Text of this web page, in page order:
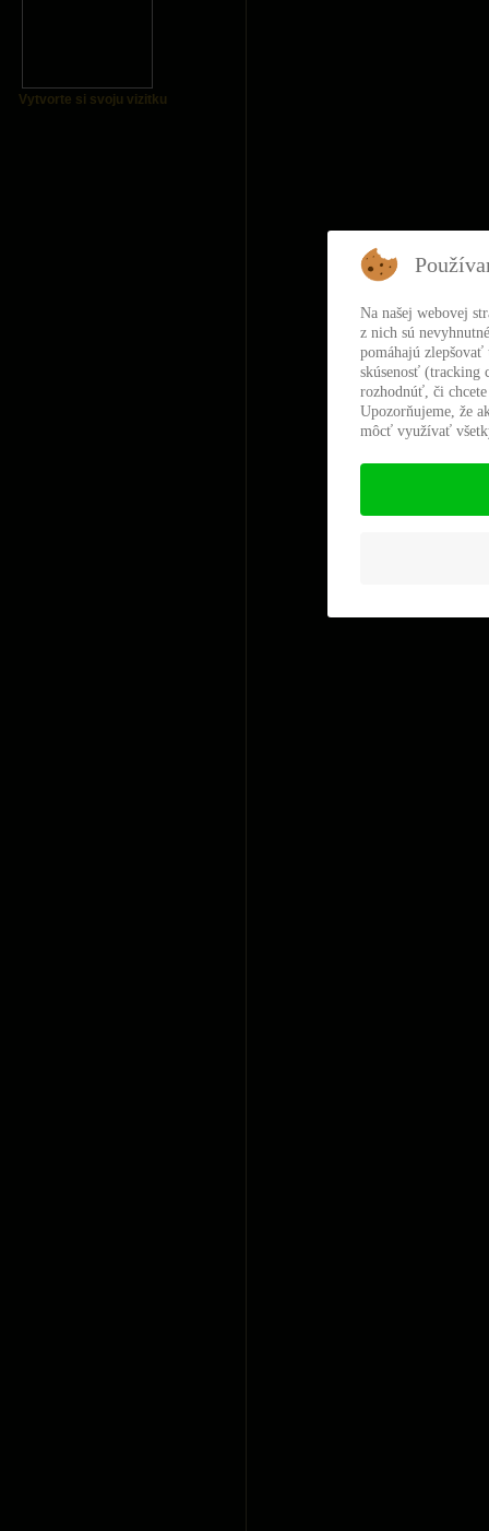
Vytvorte si svoju vizitku
Na našej webovej
z nich sú
pomáhajú
skúsenosť (tracking
rozhodnúť, či
Upozorňujeme, že
môcť využívať